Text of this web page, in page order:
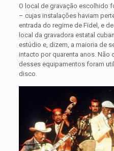
O local de gravação escolhido
– cujas instalações haviam
entrada do regime de Fidel, e
local da gravadora estatal
estúdio e, dizem, a maioria de
intacto por quarenta anos. Não
desses equipamentos foram
disco.